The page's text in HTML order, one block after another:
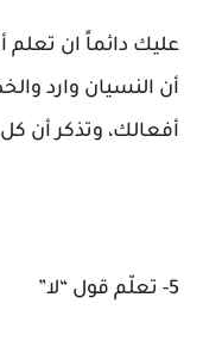
عليك دائماً ان
أن النسيان وارد
أفعالك، وتذكر أن
5- تعلّم قول “لا”